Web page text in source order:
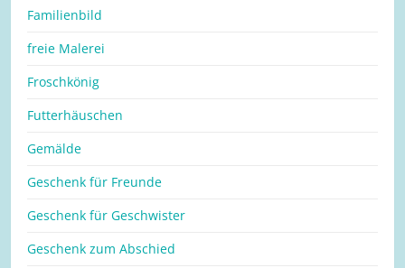
Familienbild
freie Malerei
Froschkönig
Futterhäuschen
Gemälde
Geschenk für Freunde
Geschenk für Geschwister
Geschenk zum Abschied